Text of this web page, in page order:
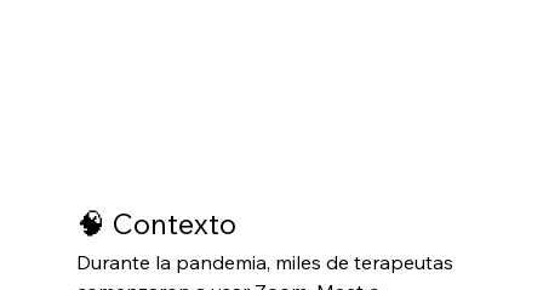
🧠 Contexto
Durante la pandemia, miles de terapeutas